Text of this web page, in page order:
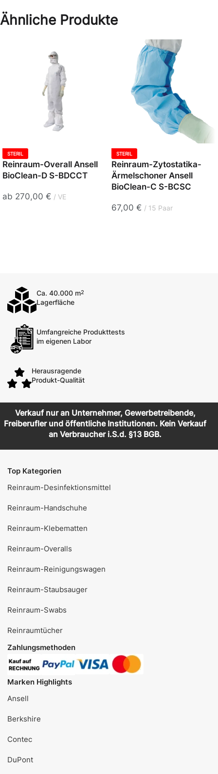
Ähnliche Produkte
STERIL
Reinraum-Overall Ansell
BioClean-D S-BDCCT
ab 270,00 € VE
STERIL
Reinraum-Zytostatika-
Ärmelschoner Ansell
BioClean-C S-BCSC
67,00 € 15 Paar
Ca. 40.000 m2
Lagerfläche
Umfangreiche Produkttests
im eigenen Labor
Herausragende
Produkt-Qualität
Verkauf nur an Unternehmer, Gewerbetreibende,
Freiberufler und öffentliche Institutionen. Kein Verkauf
an Verbraucher i.S.d. §13 BGB.
Top Kategorien
Reinraum-Desinfektionsmittel
Reinraum-Handschuhe
Reinraum-Klebematten
Reinraum-Overalls
Reinraum-Reinigungswagen
Reinraum-Staubsauger
Reinraum-Swabs
Reinraumtücher
Zahlungsmethoden
Marken Highlights
Ansell
Berkshire
Contec
DuPont